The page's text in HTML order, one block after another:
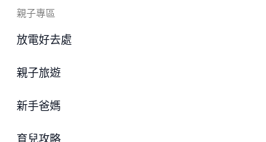
親子專區
放電好去處
親子旅遊
新手爸媽
育兒攻略